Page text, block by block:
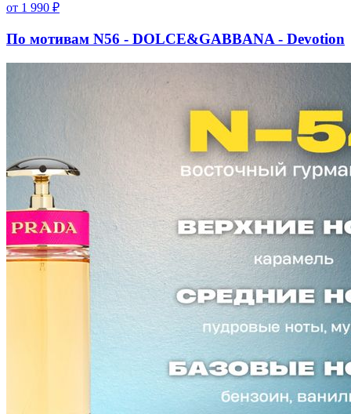
от 1 990 ₽
По мотивам N56 - DOLCE&GABBANA - Devotion